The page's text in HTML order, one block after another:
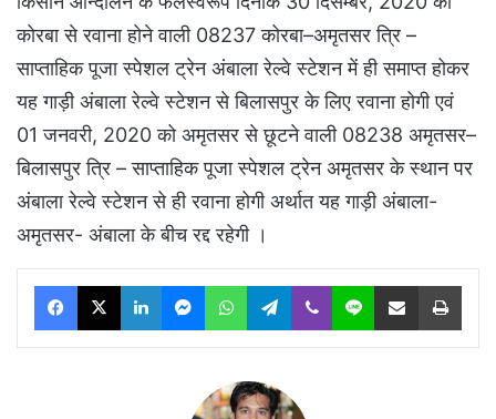
कोरबा से रवाना होने वाली 08237 कोरबा–अमृतसर त्रि –
साप्ताहिक पूजा स्पेशल ट्रेन अंबाला रेल्वे स्टेशन में ही समाप्त होकर
यह गाड़ी अंबाला रेल्वे स्टेशन से बिलासपुर के लिए रवाना होगी एवं
01 जनवरी, 2020 को अमृतसर से छूटने वाली 08238 अमृतसर–
बिलासपुर त्रि – साप्ताहिक पूजा स्पेशल ट्रेन अमृतसर के स्थान पर
अंबाला रेल्वे स्टेशन से ही रवाना होगी अर्थात यह गाड़ी अंबाला-
अमृतसर- अंबाला के बीच रद्द रहेगी ।
Facebook
X LinkedInMessengerWhatsAppTelegram
Viber Line Share via Email Print